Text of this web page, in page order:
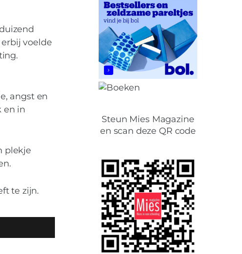
ook niet
voelde
angst en
en in
plekje
te zijn.
Steun Mies Magazine
en scan deze QR code